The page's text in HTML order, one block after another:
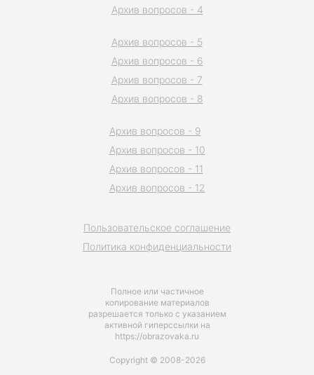
Полное или частичное
копирование материалов
разрешается только с указанием
активной гиперссылки на
https://obrazovaka.ru
Пользовательское соглашение
Политика конфиденциальности
Архив вопросов - 4
Архив вопросов - 5
Архив вопросов - 6
Архив вопросов - 7
Архив вопросов - 8
Архив вопросов - 9
Архив вопросов - 10
Архив вопросов - 11
Архив вопросов - 12
Copyright © 2008-2026